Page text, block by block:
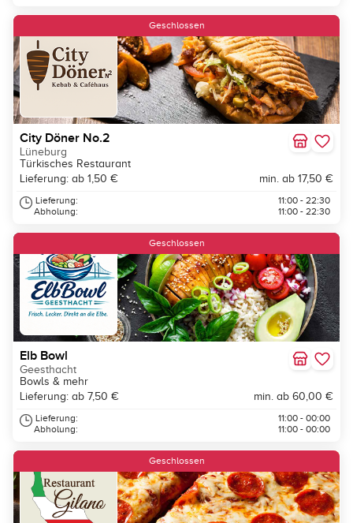
Geschlossen
City Döner No.2
Lüneburg
Türkisches Restaurant
Lieferung: ab 1,50 €
min. ab 17,50 €
Lieferung:
Abholung:
11:00 - 22:30
11:00 - 22:30
Geschlossen
Elb Bowl
Geesthacht
Bowls & mehr
Lieferung: ab 7,50 €
min. ab 60,00 €
Lieferung:
Abholung:
11:00 - 00:00
11:00 - 00:00
Geschlossen